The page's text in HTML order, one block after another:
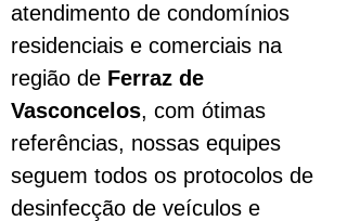
atendimento de condomínios
residenciais e comerciais na
região de Ferraz de
Vasconcelos, com ótimas
referências, nossas equipes
seguem todos os protocolos de
desinfecção de veículos e